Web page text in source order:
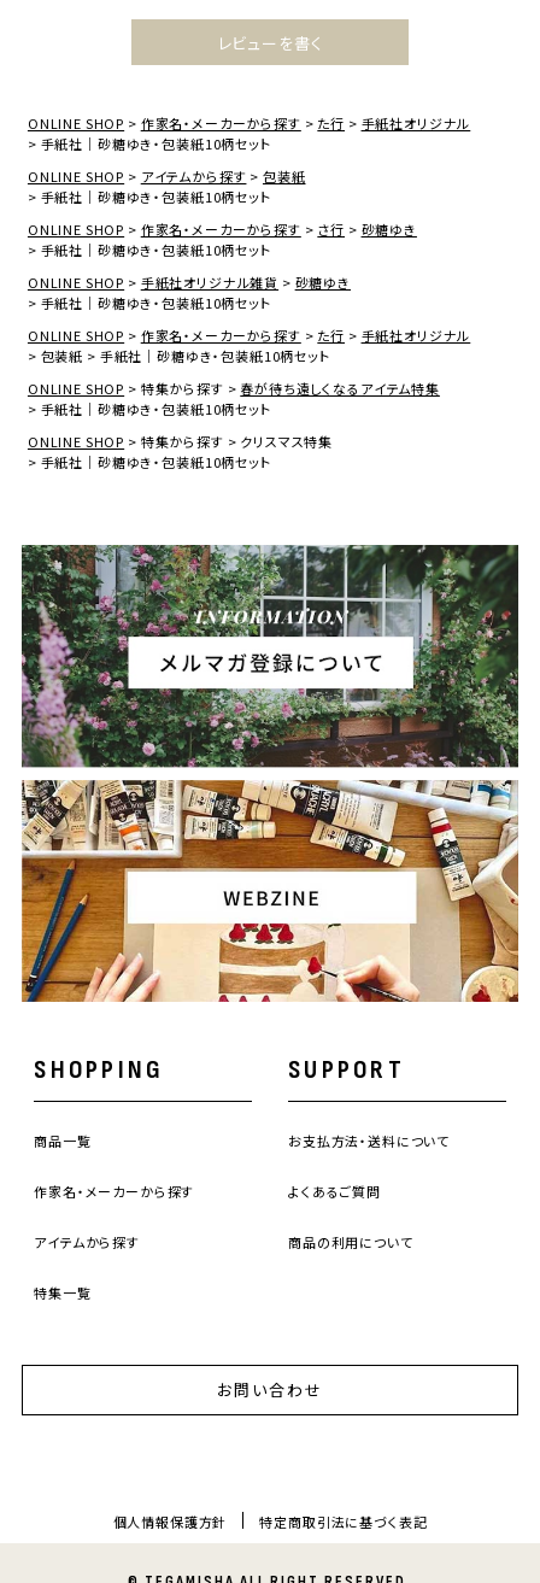
レビューを書く
ONLINE SHOP 作家名・メーカーから探す た行
手紙社オリジナル
手紙社｜砂糖ゆき・包装紙10柄セット
ONLINE SHOP
アイテムから探す
包装紙
手紙社｜砂糖ゆき・包装紙10柄セット
ONLINE SHOP
作家名・メーカーから探す さ行
砂糖ゆき
手紙社｜砂糖ゆき・包装紙10柄セット
ONLINE SHOP
手紙社オリジナル雑貨
砂糖ゆき
手紙社｜砂糖ゆき・包装紙10柄セット
ONLINE SHOP
作家名・メーカーから探す た行
手紙社オリジナル
包装紙
手紙社｜砂糖ゆき・包装紙10柄セット
ONLINE SHOP
特集から探す
春が待ち遠しくなるアイテム特集
手紙社｜砂糖ゆき・包装紙10柄セット
ONLINE SHOP
特集から探す
クリスマス特集
手紙社｜砂糖ゆき・包装紙10柄セット
SHOPPING
商品一覧
作家名・メーカーから探す
アイテムから探す
特集一覧
SUPPORT
お支払方法・送料について
よくあるご質問
商品の利用について
お問い合わせ
個人情報保護方針 特定商取引法に基づく表記